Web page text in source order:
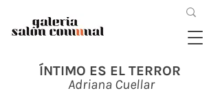
ÍNTIMO ES EL TERROR
Adriana Cuellar